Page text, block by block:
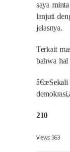
saya
lanjuti
jelasnya.
Terkait
bahwa hal
â€œSekali
210
Views: 363